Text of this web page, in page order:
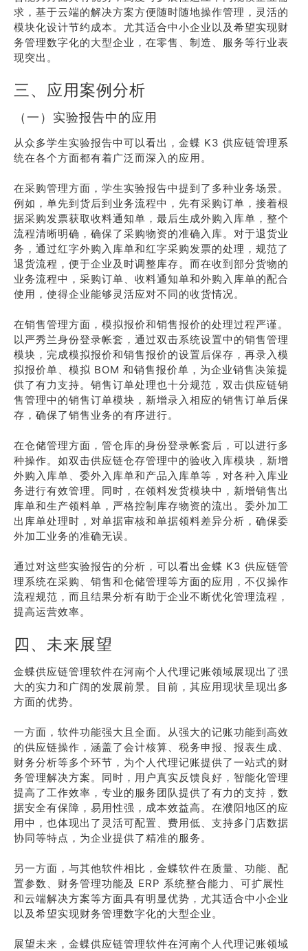
求，基于云端的解决方案方便随时随地操作管理，灵活的
模块化设计节约成本。尤其适合中小企业以及希望实现财
务管理数字化的大型企业，在零售、制造、服务等行业表
现突出。
三、应用案例分析
（一）实验报告中的应用
从众多学生实验报告中可以看出，金蝶 K3 供应链管理系
统在各个方面都有着广泛而深入的应用。
在采购管理方面，学生实验报告中提到了多种业务场景。
例如，单先到货后到业务流程中，先有采购订单，接着根
据采购发票获取收料通知单，最后生成外购入库单，整个
流程清晰明确，确保了采购物资的准确入库。对于退货业
务，通过红字外购入库单和红字采购发票的处理，规范了
退货流程，便于企业及时调整库存。而在收到部分货物的
业务流程中，采购订单、收料通知单和外购入库单的配合
使用，使得企业能够灵活应对不同的收货情况。
在销售管理方面，模拟报价和销售报价的处理过程严谨。
以严秀兰身份登录帐套，通过双击系统设置中的销售管理
模块，完成模拟报价和销售报价的设置后保存，再录入模
拟报价单、模拟 BOM 和销售报价单，为企业销售决策提
供了有力支持。销售订单处理也十分规范，双击供应链销
售管理中的销售订单模块，新增录入相应的销售订单后保
存，确保了销售业务的有序进行。
在仓储管理方面，管仓库的身份登录帐套后，可以进行多
种操作。如双击供应链仓存管理中的验收入库模块，新增
外购入库单、委外入库单和产品入库单等，对各种入库业
务进行有效管理。同时，在领料发货模块中，新增销售出
库单和生产领料单，严格控制库存物资的流出。委外加工
出库单处理时，对单据审核和单据领料差异分析，确保委
外加工业务的准确无误。
通过对这些实验报告的分析，可以看出金蝶 K3 供应链管
理系统在采购、销售和仓储管理等方面的应用，不仅操作
流程规范，而且结果分析有助于企业不断优化管理流程，
提高运营效率。
四、未来展望
金蝶供应链管理软件在河南个人代理记账领域展现出了强
大的实力和广阔的发展前景。目前，其应用现状呈现出多
方面的优势。
一方面，软件功能强大且全面。从强大的记账功能到高效
的供应链操作，涵盖了会计核算、税务申报、报表生成、
财务分析等多个环节，为个人代理记账提供了一站式的财
务管理解决方案。同时，用户真实反馈良好，智能化管理
提高了工作效率，专业的服务团队提供了有力的支持，数
据安全有保障，易用性强，成本效益高。在濮阳地区的应
用中，也体现出了灵活可配置、费用低、支持多门店数据
协同等特点，为企业提供了精准的服务。
另一方面，与其他软件相比，金蝶软件在质量、功能、配
置参数、财务管理功能及 ERP 系统整合能力、可扩展性
和云端解决方案等方面具有明显优势，尤其适合中小企业
以及希望实现财务管理数字化的大型企业。
展望未来，金蝶供应链管理软件在河南个人代理记账领域